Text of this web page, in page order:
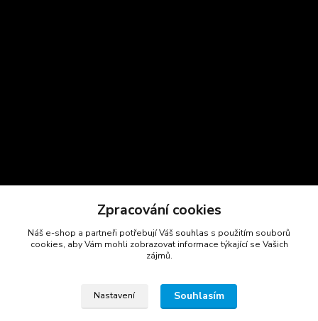
Zpracování cookies
Náš e-shop a partneři potřebují Váš souhlas s použitím souborů
cookies, aby Vám mohli zobrazovat informace týkající se Vašich
zájmů.
Nastavení Souhlasím